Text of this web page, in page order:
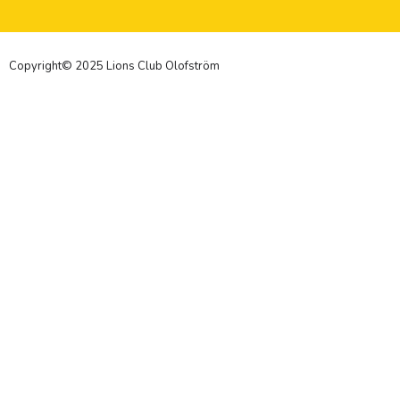
Copyright© 2025 Lions Club Olofström